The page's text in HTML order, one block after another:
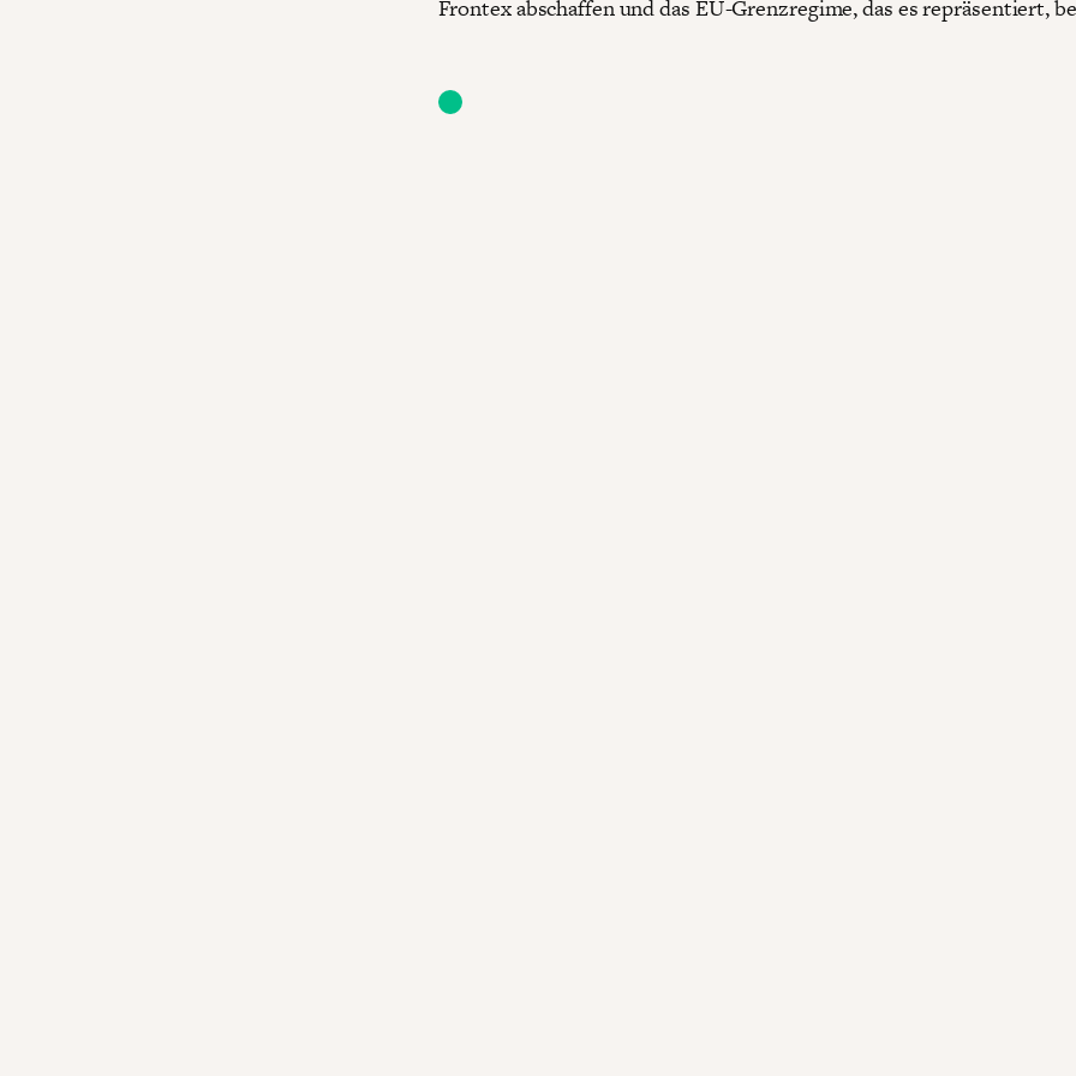
Frontex abschaffen und das EU-Grenzregime, das es repräsentiert,